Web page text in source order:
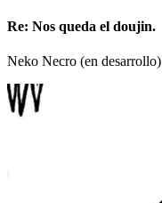
Re: Nos queda el doujin.
Neko Necro (en desarrollo)